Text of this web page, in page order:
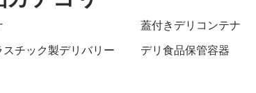
蓋付きデリコンテナ
チック製デリバリー
デリ食品保管容器